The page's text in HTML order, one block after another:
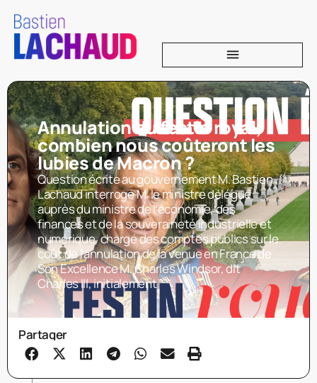
Annulation du festin royal,
combien nous coûteront les
lubies de Macron ?
Question écrite au gouvernement M. Bastien
Lachaud interroge M. le ministre délégué
auprès du ministre de l’économie, des
finances et de la souveraineté industrielle et
numérique, chargé des comptes publics sur le
coût de l’annulation de la venue en France de
Son Excellence M. Charles Windsor, dit
Charles III, initialement
Partager